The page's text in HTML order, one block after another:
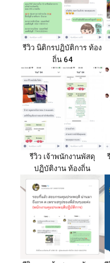
รีวิว นิติกรปฏิบัติการ ท้อง
ถิ่น 64
รีวิว เจ้าพนักงานพัสดุ
ปฏิบัติงาน ท้องถิ่น